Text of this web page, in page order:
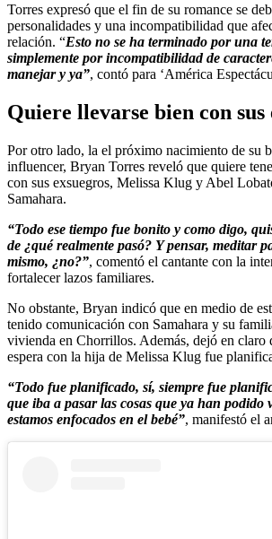
Torres expresó que el fin de su romance se
personalidades y una incompatibilidad que
relación. “Esto no se ha terminado por una
simplemente por incompatibilidad de
manejar y ya”, contó para ‘América
Quiere llevarse bien con sus
Por otro lado, la el próximo nacimiento de su
influencer, Bryan Torres reveló que quiere
con sus exsuegros, Melissa Klug y Abel
Samahara.
“Todo ese tiempo fue bonito y como digo,
de ¿qué realmente pasó? Y pensar, meditar
mismo, ¿no?”, comentó el cantante con la
fortalecer lazos familiares.
No obstante, Bryan indicó que en medio de
tenido comunicación con Samahara y su
vivienda en Chorrillos. Además, dejó en claro
espera con la hija de Melissa Klug fue
“Todo fue planificado, sí, siempre fue
que iba a pasar las cosas que ya han podido
estamos enfocados en el bebé”, manifestó el